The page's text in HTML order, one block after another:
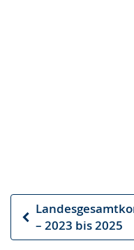
Vorheriger
Artikel
– 2023 bis 2025